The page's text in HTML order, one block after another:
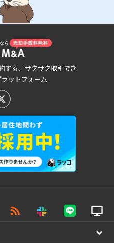
する、サクサク取引でき
ットフォーム